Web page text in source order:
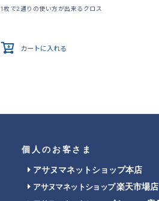
1枚で2通りの使い方が出来るクロス
カートに入れる
個人のお客さま
アサヌマネットショップ本店
アサヌマネットショップ楽天市場店